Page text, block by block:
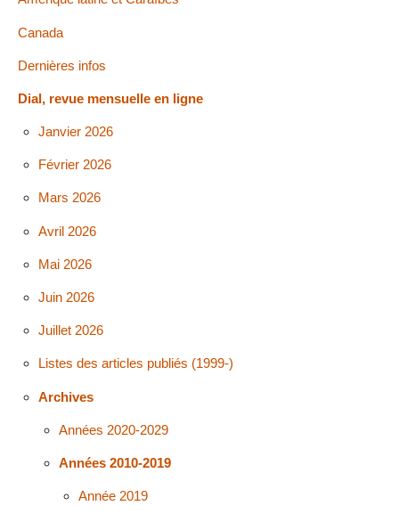
Canada
Dernières infos
Dial, revue mensuelle en ligne
Janvier 2026
Février 2026
Mars 2026
Avril 2026
Mai 2026
Juin 2026
Juillet 2026
Listes des articles publiés (1999-)
Archives
Années 2020-2029
Années 2010-2019
Année 2019